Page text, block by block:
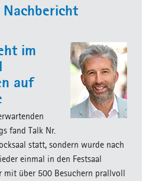
im
auf
fand Talk Nr.
statt, sondern wurde nach
einmal in den Festsaal
mit über 500 Besuchern prallvoll